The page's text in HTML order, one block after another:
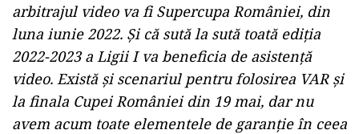
arbitrajul video va fi Supercupa României, din
luna iunie 2022. Şi că sută la sută toată ediţia
2022-2023 a Ligii I va beneficia de asistenţă
video. Există şi scenariul pentru folosirea VAR şi
la finala Cupei României din 19 mai, dar nu
avem acum toate elementele de garanţie în ceea